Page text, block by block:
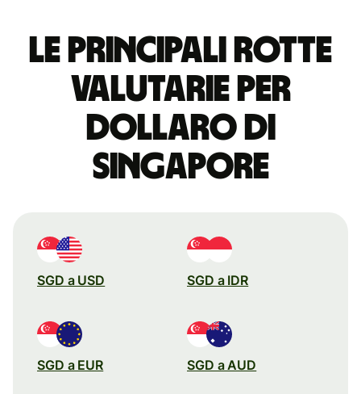
Le principali rotte
valutarie per
dollaro di
Singapore
SGD a USD SGD a IDR
SGD a EUR SGD a AUD